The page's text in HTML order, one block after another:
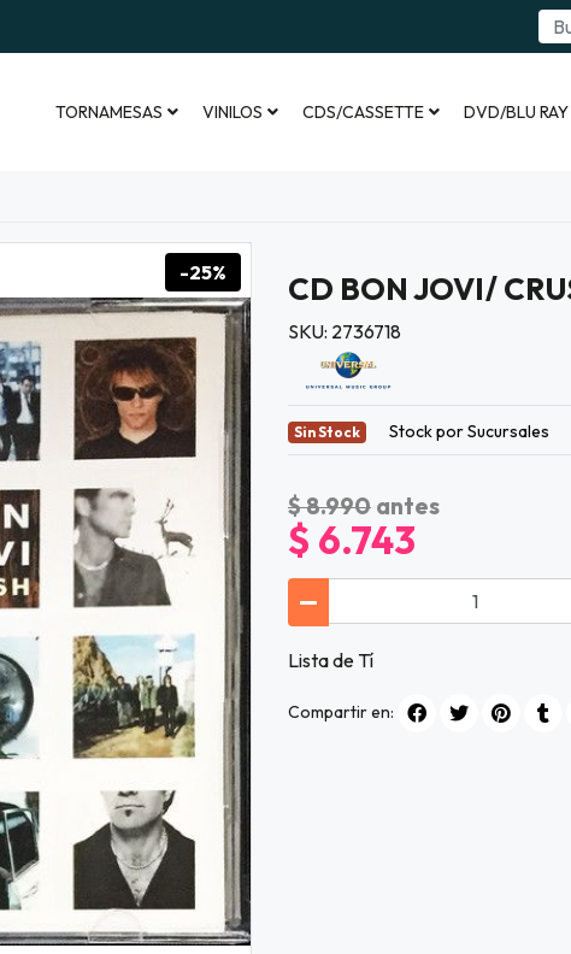
TORNAMESAS VINILOS CDS/CASSETTE DVD/BLU RAY
-25% CD BON JOVI/
SKU: 2736718
Sin Stock Stock por Sucursales
$ 8.990 antes
$ 6.743
Lista de Tí
Compartir en: